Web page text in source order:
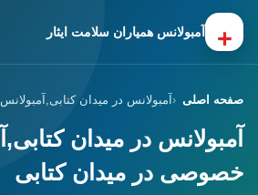
+ آمبولانس همیاران سلامت ایثار
صفحه اصلی آمبولانس در میدان
آمبولانس در میدان
خصوصی در میدان کتابی